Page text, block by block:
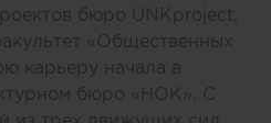
бюро UNKproject,
«Общественных
карьеру начала в
бюро «HOK». С